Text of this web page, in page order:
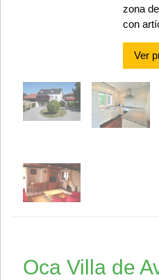
zona
con
Ver
Oca Villa de